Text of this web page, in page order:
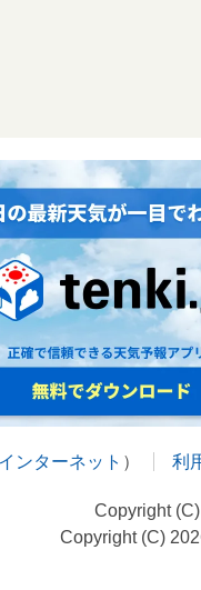
ンターネット ） 利
Copyright
Copyright (C)